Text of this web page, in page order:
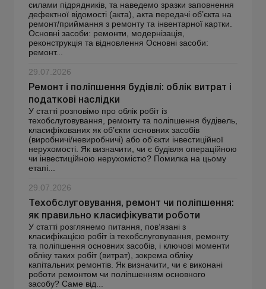
силами підрядників, та наведемо зразки заповнення
дефектної відомості (акта), акта передачі об’єкта на
ремонт/приймання з ремонту та інвентарної картки.
Основні засоби: ремонти, модернізація,
реконструкція та відновлення Основні засоби:
ремонт...
29.07.2026
Ремонт і поліпшення будівлі: облік витрат і
податкові наслідки
У статті розповімо про облік робіт із
техобслуговування, ремонту та поліпшення будівель,
класифікованих як об’єкти основних засобів
(виробничі/невиробничі) або об’єкти інвестиційної
нерухомості. Як визначити, чи є будівля операційною
чи інвестиційною нерухомістю? Помилка на цьому
етапі...
29.07.2026
Техобслуговування, ремонт чи поліпшення:
як правильно класифікувати роботи
У статті розглянемо питання, пов’язані з
класифікацією робіт із техобслуговування, ремонту
та поліпшення основних засобів, і ключові моменти
обліку таких робіт (витрат), зокрема обліку
капітальних ремонтів. Як визначити, чи є виконані
роботи ремонтом чи поліпшенням основного
засобу? Саме від...